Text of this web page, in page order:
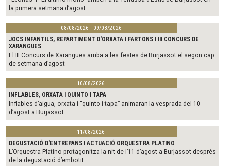
la primera setmana d’agost
08/08/2026 - 09/08/2026
JOCS INFANTILS, REPARTIMENT D'ORXATA I FARTONS I III CONCURS DE
XARANGUES
El III Concurs de Xarangues arriba a les festes de Burjassot el segon cap
de setmana d’agost
10/08/2026
INFLABLES, ORXATA I QUINTO I TAPA
Inflables d’aigua, orxata i “quinto i tapa” animaran la vesprada del 10
d’agost a Burjassot
11/08/2026
DEGUSTACIÓ D'ENTREPANS I ACTUACIÓ ORQUESTRA PLATINO
L’Orquestra Platino protagonitza la nit de l’11 d’agost a Burjassot després
de la degustació d’embotit